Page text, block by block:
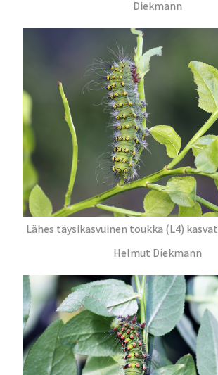
Diekmann
Lähes täysikasvuinen toukka (L4)
Helmut Diekmann